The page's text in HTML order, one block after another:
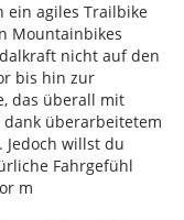
ein agiles Trailbike
Mountainbikes
nicht auf den
bis hin zur
das überall mit
überarbeitetem
willst du
Fahrgefühl
m